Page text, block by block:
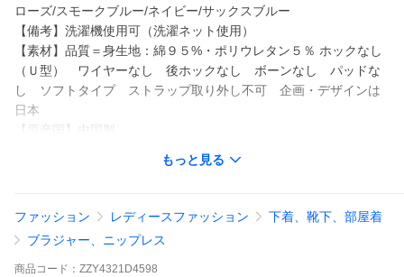
ローズ/スモークブルー/ネイビー/サックスブルー
【備考】洗濯機使用可（洗濯ネット使用）
【素材】品質＝身生地：綿９５%・ポリウレタン５％ ホックなし
（Ｕ型） ワイヤーなし 後ホックなし ボーンなし パッドな
し ソフトタイプ ストラップ取り外し不可 企画・デザインは
日本
【原産国】中国製
【メーカー品番】ZZY4321D4598
【コメント】ブラを着けてる感がない！まるでＮＯブラ！窮屈な
分もラクな着け心地で、アンダーも肌に直接ゴムが当らないソフ
した着心地で、お家時間などにオススメです♪
もっと見る
ファッション レディースファッション
下着、靴下、部屋着
ブラジャー、ニップレス
商品 コード： ZZY4321D4598